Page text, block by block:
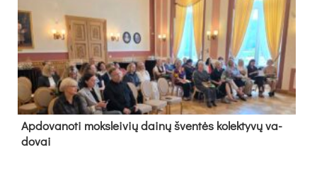
Ap­do­va­no­ti moks­lei­vių dai­nų šven­tės ko­lek­ty­vų va­
do­vai